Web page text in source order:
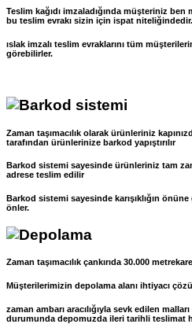
Teslim kağıdı imzaladığında müşteriniz
bu teslim evrakı sizin için ispat niteliğindedir.
ıslak imzalı teslim evraklarını tüm
görebilirler.
Zaman taşımacılık olarak ürünleriniz
tarafından ürünlerinize barkod yapıştırılır
Barkod sistemi sayesinde ürünleriniz tam
adrese teslim edilir
Barkod sistemi sayesinde karışıklığın
önler.
Zaman taşımacılık çankırıda 30.000
Müşterilerimizin depolama alanı ihtiyacı
zaman ambarı aracılığıyla sevk edilen
durumunda depomuzda ileri tarihli teslimat